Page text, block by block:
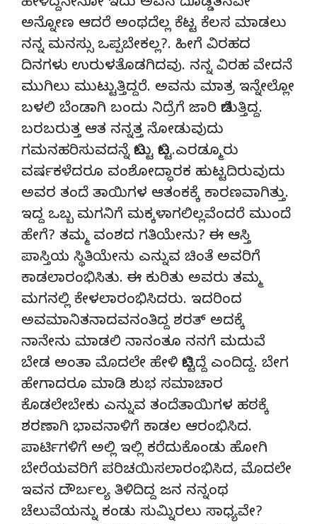
ಅನ್ನೋಣ ಆದರೆ ಅಂಥದೆಲ್ಲ ಕೆಟ್ಟ ಕೆಲಸ ಮಾಡಲು
ನನ್ನ ಮನಸ್ಸು ಒಪ್ಪಬೇಕಲ್ಲ?. ಹೀಗೆ ವಿರಹದ
ದಿನಗಳು ಉರುಳತೊಡಗಿದವು. ನನ್ನ ವಿರಹ ವೇದನೆ
ಮುಗಿಲು ಮುಟ್ಟುತ್ತಿದ್ದರೆ. ಅವನು ಮಾತ್ರ ಇನ್ನೇಲ್ಲೋ
ಬಳಲಿ ಬೆಂಡಾಗಿ ಬಂದು ನಿದ್ರೆಗೆ ಜಾರಿ ಬಿಡುತ್ತಿದ್ದ.
ಬರಬರುತ್ತ ಆತ ನನ್ನತ್ತ ನೋಡುವುದು
ಗಮನಹರಿಸುವದನ್ನೆ ಬಿಟ್ಟು ಬಿಟ್ಟ.ಎರಡ್ಮೂರು
ವರ್ಷಕಳೆದರೂ ವಂಶೋದ್ಧಾರಕ ಹುಟ್ಟದಿರುವುದು
ಅವರ ತಂದೆ ತಾಯಿಗಳ ಆತಂಕಕ್ಕೆ ಕಾರಣವಾಗಿತ್ತು.
ಇದ್ದ ಒಬ್ಬ ಮಗನಿಗೆ ಮಕ್ಕಳಾಗಲಿಲ್ಲವೆಂದರೆ ಮುಂದೆ
ಹೇಗೆ? ತಮ್ಮ ವಂಶದ ಗತಿಯೇನು? ಈ ಆಸ್ತಿ
ಪಾಸ್ತಿಯ ಸ್ಥಿತಿಯೇನು ಎನ್ನುವ ಚಿಂತೆ ಅವರಿಗೆ
ಕಾಡಲಾರಂಭಿಸಿತು. ಈ ಕುರಿತು ಅವರು ತಮ್ಮ
ಮಗನಲ್ಲಿ ಕೇಳಲಾರಂಭಿಸಿದರು. ಇದರಿಂದ
ಅವಮಾನಿತನಾದವನಂತಿದ್ದ ಶರತ್ ಅದಕ್ಕೆ
ನಾನೇನು ಮಾಡಲಿ ನಾನಂತೂ ನನಗೆ ಮದುವೆ
ಬೇಡ ಅಂತಾ ಮೊದಲೇ ಹೇಳಿ ಬಿಟ್ಟಿದ್ದೆ ಎಂದಿದ್ದ. ಬೇಗ
ಹೇಗಾದರೂ ಮಾಡಿ ಶುಭ ಸಮಾಚಾರ
ಕೊಡಲೇಬೇಕು ಎನ್ನುವ ತಂದೆತಾಯಿಗಳ ಹಠಕ್ಕೆ
ಶರಣಾಗಿ ಭಾವನಾಳಿಗೆ ಕಾಡಲ ಆರಂಭಿಸಿದ.
ಪಾರ್ಟಿಗಳಿಗೆ ಅಲ್ಲಿ ಇಲ್ಲಿ ಕರೆದುಕೊಂಡು ಹೋಗಿ
ಬೇರೆಯವರಿಗೆ ಪರಿಚಯಿಸಲಾರಂಭಿಸಿದ, ಮೊದಲೇ
ಇವನ ದೌರ್ಬಲ್ಯ ತಿಳಿದಿದ್ದ ಜನ ನನ್ನಂಥ
ಚೆಲುವೆಯನ್ನು ಕಂಡು ಸುಮ್ನಿರಲು ಸಾಧ್ಯವೇ?